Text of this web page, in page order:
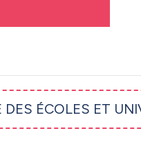
DES ÉCOLES ET